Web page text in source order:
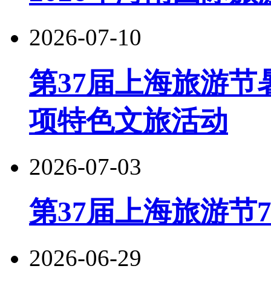
2026-07-10
第37届上海旅游节
项特色文旅活动
2026-07-03
第37届上海旅游节
2026-06-29